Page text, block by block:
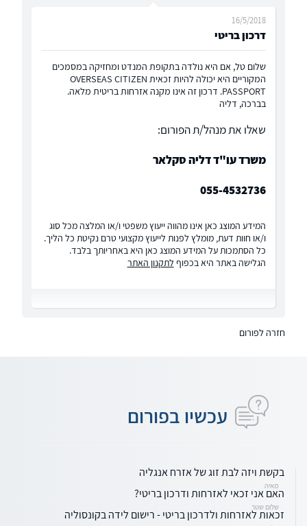
דרכון בריטי
16/5/2018
שלום טל, אם היא נולדה בתקופת המנדט ומחזיקה במסמכים
המקוריים היא יכולה להיות זכאית OVERSEAS CITIZEN
PASSPORT. דרכון זה אינו מקנה אזרחות בריטית מלאה.
בברכה, דליה
שאלו את מנהל/ת הפורום:
משרד עו"ד דליה סקלאר
055-4532736
המידע המוצג כאן אינו מהווה ייעוץ משפטי ו/או המלצה מכל סוג
ו/או חוות דעת, מומלץ לפנות לייעוץ מקצועי טרם נקיטת כל הליך.
כל הסתמכות על המידע המוצג כאן היא באחריותך בלבד.
הגלישה באתר היא בכפוף לתקנון האתר
חזרה לפורום
עכשיו בפורום
בקשת ויזה לבת זוג של אזרח אנגליה
מאיה
האם אני זכאי לאזרחות ודרכון בריטי?
שלום שטר
זכאות לאזרחות ולדרכון בריטי - רישום לידה בקונסוליה